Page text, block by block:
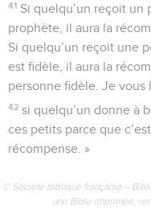
41 Si quelqu’un reçoit un
prophète, il aura la
Si quelqu’un reçoit une
est fidèle, il aura la
personne fidèle. Je vous
42 si quelqu’un donne à
ces petits parce que
récompense. »
© Société biblique française –
une Bible imprimée,